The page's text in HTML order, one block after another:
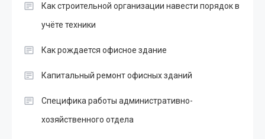
Как строительной организации навести порядок в
учёте техники
Как рождается офисное здание
Капитальный ремонт офисных зданий
Специфика работы административно-
хозяйственного отдела